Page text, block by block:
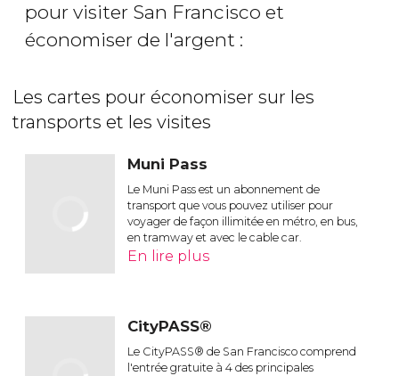
pour visiter San Francisco et
économiser de l'argent :
Les cartes pour économiser sur les
transports et les visites
Muni Pass
Le Muni Pass est un abonnement de
transport que vous pouvez utiliser pour
voyager de façon illimitée en métro, en bus,
en tramway et avec le cable car.
En lire plus
CityPASS®
Le CityPASS® de San Francisco comprend
l'entrée gratuite à 4 des principales